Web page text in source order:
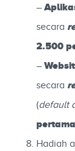
–
secara
2.500
–
secara
(default
pertama
Hadiah